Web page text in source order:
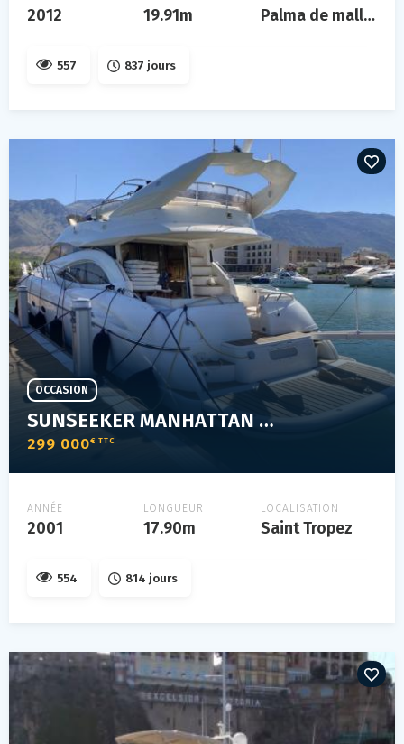
2012 19.91m Palma de mallorca
557 837 jours
SUNSEEKER MANHATTAN 56
299 000€ TTC
OCCASION
ANNÉE
2001
LONGUEUR
17.90m
LOCALISATION
Saint Tropez
554 814 jours